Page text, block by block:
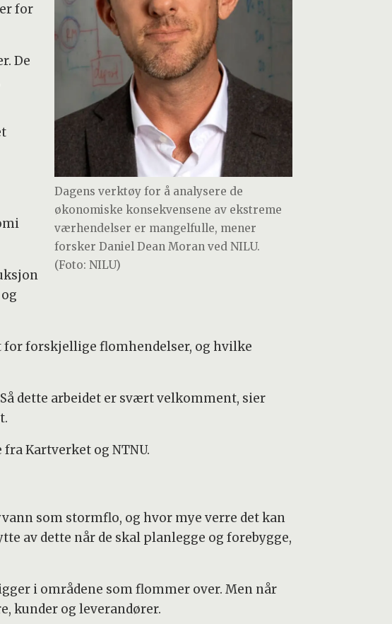
Dagens verktøy for å analysere de
økonomiske konsekvensene av ekstreme
værhendelser er mangelfulle, mener
forsker Daniel Dean Moran ved NILU.
(Foto: NILU)
for
De
for forskjellige flomhendelser, og hvilke
dette arbeidet er svært velkomment, sier
Kartverket og NTNU.
som stormflo, og hvor mye verre det kan
av dette når de skal planlegge og forebygge,
i områdene som flommer over. Men når
kunder og leverandører.